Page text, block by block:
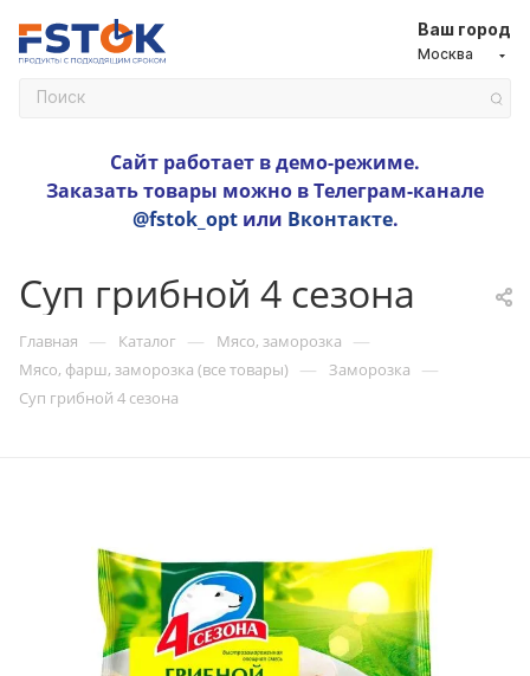
Ваш город
Москва
Сайт работает в демо-режиме.
Заказать товары можно в Телеграм-канале
@fstok_optили Вконтакте.
Суп грибной 4 сезона
Главная — Каталог — Мясо, заморозка —
Мясо, фарш, заморозка (все товары) — Заморозка —
Суп грибной 4 сезона